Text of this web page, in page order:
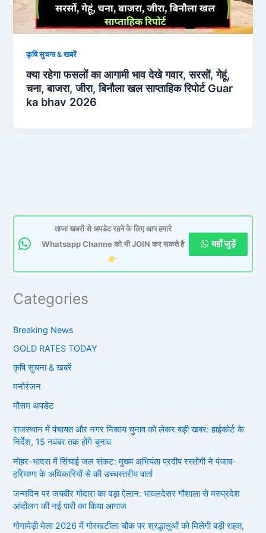
कृषि सुचना & खबरें
क्या रहेगा फसलों का आगामी भाव देखे गवार, सरसों, गेहूं,
चना, बाजरा, जीरा, बिनौला खल साप्ताहिक रिपोर्ट Guar
ka bhav 2026
ताजा खबरों से अपडेट रहने के लिए आप हमारे
Whatsapp Channe को भी JOIN कर सकते है
यहाँ जुड़ें
Categories
Breaking News
GOLD RATES TODAY
कृषि सुचना & खबरें
मनोरंजन
मौसम अपडेट
राजस्थान में पंचायत और नगर निकाय चुनाव को लेकर बड़ी खबर: हाईकोर्ट के
निर्देश, 15 नवंबर तक होंगे चुनाव
नोहर-भादरा में सिंचाई जल संकट: मुख्य अभियंता प्रदीप रस्तोगी ने पंजाब-
हरियाणा के अधिकारियों से की उच्चस्तरीय वार्ता
जन्मदिन पर जयवीर गोदारा का बड़ा ऐलान: भावलदेसर गौशाला से मरुप्रदेश
आंदोलन की नई पारी का किया आगाज
गोगामेड़ी मेला 2026 में गोरखटीला चौक पर श्रद्धालुओं को मिलेगी बड़ी राहत,